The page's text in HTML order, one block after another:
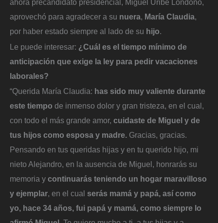
ahora precandidato presidencial, Miguel Uribe Londoño,
aprovechó para agradecer a su nuera, María Claudia,
por haber estado siempre al lado de su hijo.
Le puede interesar: ¿Cuál es el tiempo mínimo de
anticipación que exige la ley para pedir vacaciones
laborales?
“Querida María Claudia: has sido muy valiente durante
este tiempo de inmenso dolor y gran tristeza, en el cual,
con todo el más grande amor, cuidaste de Miguel y de
tus hijos como esposa y madre. Gracias, gracias.
Pensando en tus queridas hijas y en tu querido hijo, mi
nieto Alejandro, en la ausencia de Miguel, honrarás su
memoria y continuarás teniendo un hogar maravilloso
y ejemplar, en el cual serás mamá y papá, así como
yo, hace 34 años, fui papá y mamá, como siempre lo